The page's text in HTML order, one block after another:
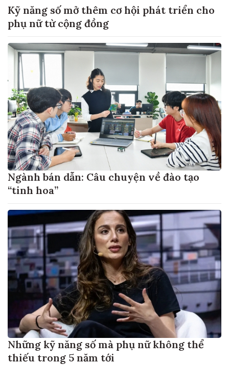
Kỹ năng số mở thêm cơ hội phát triển cho
phụ nữ từ cộng đồng
Ngành bán dẫn: Câu chuyện về đào tạo
“tinh hoa”
Những kỹ năng số mà phụ nữ không thể
thiếu trong 5 năm tới